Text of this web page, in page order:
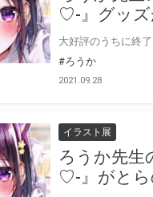
♡-』グッズ
#ろうか
2021.09.28
イラスト展
ろうか先生
♡-』がとら